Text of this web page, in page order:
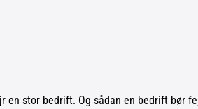
stor bedrift. Og sådan en bedrift bør